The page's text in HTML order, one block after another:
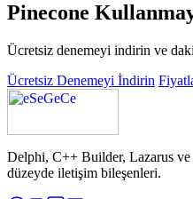
Pinecone
Ücretsiz denemeyi indirin ve
Ücretsiz Denemeyi İndirin
Delphi, C++ Builder, Lazarus
düzeyde iletişim bileşenleri.